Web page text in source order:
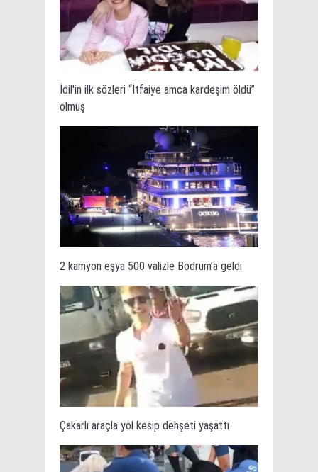
İdil'in ilk sözleri “İtfaiye amca kardeşim öldü”
olmuş
2 kamyon eşya 500 valizle Bodrum’a geldi
Çakarlı araçla yol kesip dehşeti yaşattı